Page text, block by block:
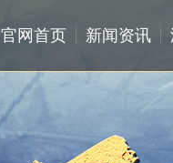
官网首页 新闻资讯